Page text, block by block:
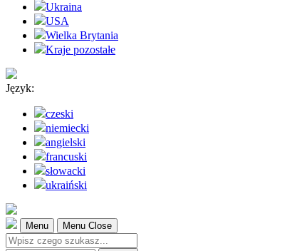
Ukraina
USA
Wielka Brytania
Kraje pozostałe
Język:
czeski
niemiecki
angielski
francuski
słowacki
ukraiński
Menu Menu Close